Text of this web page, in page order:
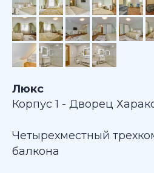
Люкс
Корпус 1 - Дворец
Четырехместный
балкона